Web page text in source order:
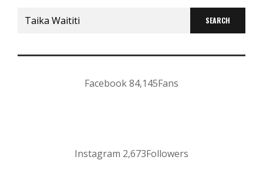
Search
for:
Facebook84,145Fans
Instagram 2,673Followers